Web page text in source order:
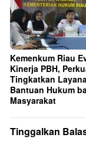
Kemenkum Riau
Kinerja PBH,
Tingkatkan
Bantuan Hukum
Masyarakat
Tinggalkan